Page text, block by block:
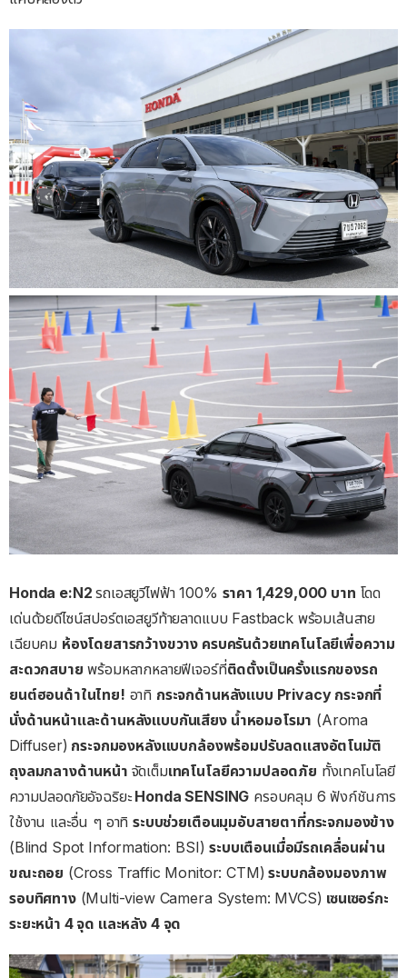
Honda e:N2รถเอสยูวีไฟฟ้า 100% ราคา 1,429,000 บาท โดด
เด่นด้วยดีไซน์สปอร์ตเอสยูวีท้ายลาดแบบ Fastback พร้อมเส้นสาย
เฉียบคม ห้องโดยสารกว้างขวาง ครบครันด้วยเทคโนโลยีเพื่อความ
สะดวกสบาย พร้อมหลากหลายฟีเจอร์ที่ติดตั้งเป็นครั้งแรกของรถ
ยนต์ฮอนด้าในไทย! อาทิ กระจกด้านหลังแบบ Privacy กระจกที่
นั่งด้านหน้าและด้านหลังแบบกันเสียง น้ำหอมอโรมา (Aroma
Diffuser) กระจกมองหลังแบบกล้องพร้อมปรับลดแสงอัตโนมัติ
ถุงลมกลางด้านหน้า จัดเต็มเทคโนโลยีความปลอดภัย ทั้งเทคโนโลยี
ความปลอดภัยอัจฉริยะHonda SENSING ครอบคลุม 6 ฟังก์ชันการ
ใช้งาน และอื่น ๆ อาทิระบบช่วยเตือนมุมอับสายตาที่กระจกมองข้าง
(Blind Spot Information: BSI)ระบบเตือนเมื่อมีรถเคลื่อนผ่าน
ขณะถอย (Cross Traffic Monitor: CTM) ระบบกล้องมองภาพ
รอบทิศทาง(Multi-view Camera System: MVCS) เซนเซอร์กะ
ระยะหน้า 4 จุด และหลัง 4 จุด